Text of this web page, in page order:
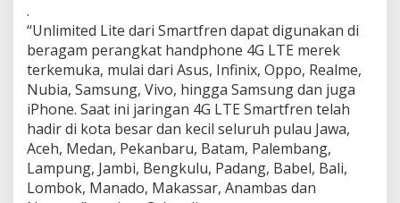
.
“Unlimited Lite dari Smartfren dapat digunakan di
beragam perangkat handphone 4G LTE merek
terkemuka, mulai dari Asus, Infinix, Oppo, Realme,
Nubia, Samsung, Vivo, hingga Samsung dan juga
iPhone. Saat ini jaringan 4G LTE Smartfren telah
hadir di kota besar dan kecil seluruh pulau Jawa,
Aceh, Medan, Pekanbaru, Batam, Palembang,
Lampung, Jambi, Bengkulu, Padang, Babel, Bali,
Lombok, Manado, Makassar, Anambas dan